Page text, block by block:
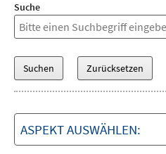
Suche
ASPEKT AUSWÄHLEN: